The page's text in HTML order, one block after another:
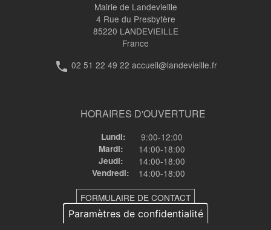
Procédure
d’urbanisme
Mairie de Landevieille
4 Rue du Presbytère
85220 LANDEVIEILLE
France
phone 02 51 22 49 22 accueil@landevieille.fr
HORAIRES D'OUVERTURE
Lundi: 9:00-12:00
Mardi: 14:00-18:00
Jeudi: 14:00-18:00
Vendredi: 14:00-18:00
FORMULAIRE DE CONTACT
Paramètres de confidentialité